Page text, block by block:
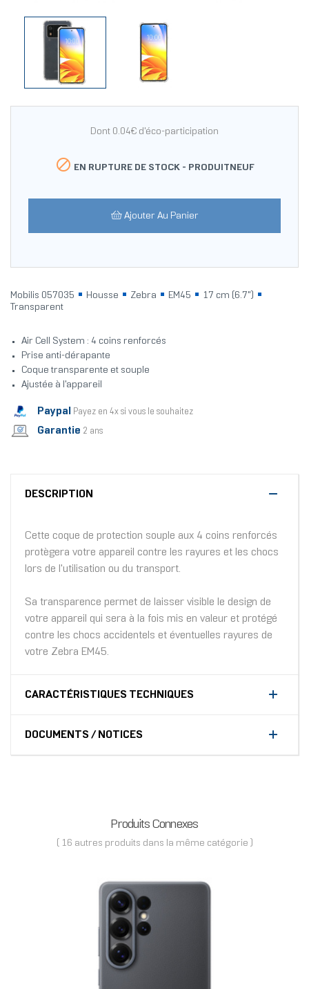
Dont 0.04€ d'éco-participation
 EN RUPTURE DE STOCK - PRODUITNEUF
Ajouter Au Panier
Mobilis 057035 Housse Zebra EM45
17 cm (6.7")
Transparent
Air Cell System : 4 coins renforcés
Prise anti-dérapante
Coque transparente et souple
Ajustée à l'appareil
Paypal Payez en 4x si vous le souhaitez
Garantie 2 ans
DESCRIPTION
Cette coque de protection souple aux 4 coins renforcés
protègera votre appareil contre les rayures et les chocs
lors de l'utilisation ou du transport.
Sa transparence permet de laisser visible le design de
votre appareil qui sera à la fois mis en valeur et protégé
contre les chocs accidentels et éventuelles rayures de
votre Zebra EM45.
CARACTÉRISTIQUES TECHNIQUES
DOCUMENTS / NOTICES
Produits Connexes
( 16 autres produits dans la même catégorie )